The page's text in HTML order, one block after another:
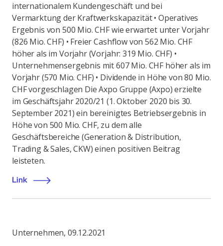
internationalem Kundengeschäft und bei
Vermarktung der Kraftwerkskapazität • Operatives
Ergebnis von 500 Mio. CHF wie erwartet unter Vorjahr
(826 Mio. CHF) • Freier Cashflow von 562 Mio. CHF
höher als im Vorjahr (Vorjahr: 319 Mio. CHF) •
Unternehmensergebnis mit 607 Mio. CHF höher als im
Vorjahr (570 Mio. CHF) • Dividende in Höhe von 80 Mio.
CHF vorgeschlagen Die Axpo Gruppe (Axpo) erzielte
im Geschäftsjahr 2020/21 (1. Oktober 2020 bis 30.
September 2021) ein bereinigtes Betriebsergebnis in
Höhe von 500 Mio. CHF, zu dem alle
Geschäftsbereiche (Generation & Distribution,
Trading & Sales, CKW) einen positiven Beitrag
leisteten.
Link
Unternehmen, 09.12.2021